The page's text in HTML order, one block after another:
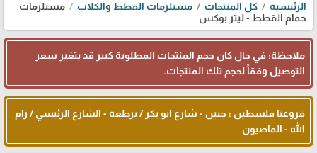
الرئيسية كل المنتجات مستلزمات القطط والكلاب
مستلزمات
حمام القطط - ليتر بوكس
ملاحظة: في حال كان حجم المنتجات المطلوبة كبير قد يتغير سعر
التوصيل وفقاً لحجم تلك المنتجات.
فروعنا فلسطين : جنين - شارع ابو بكر / برطعة - الشارع الرئيسي / رام
الله - الماصيون